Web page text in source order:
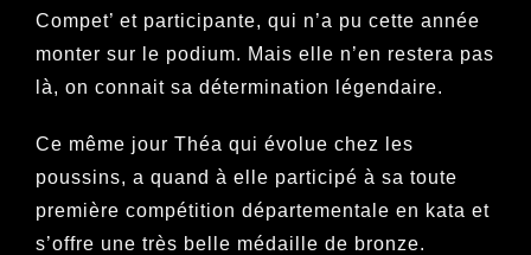
Compet’ et participante, qui n’a pu cette année
monter sur le podium. Mais elle n’en restera pas
là, on connait sa détermination légendaire.
Ce même jour Théa qui évolue chez les
poussins, a quand à elle participé à sa toute
première compétition départementale en kata et
s’offre une très belle médaille de bronze.